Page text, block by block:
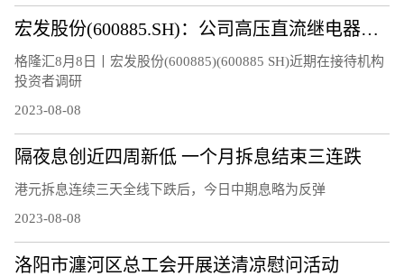
宏发股份(600885.SH)：公司高压直流继电器继续保持快速增长
格隆汇8月8日丨宏发股份(600885)(600885 SH)近期在接待机构
投资者调研
2023-08-08
隔夜息创近四周新低 一个月拆息结束三连跌
港元拆息连续三天全线下跌后，今日中期息略为反弹
2023-08-08
洛阳市瀍河区总工会开展送清凉慰问活动